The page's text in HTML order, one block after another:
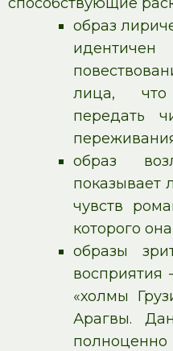
образ
лица, что
передать
образ
показывает
чувств
которого
образы
восприятия
«холмы
Арагвы.
полноценно